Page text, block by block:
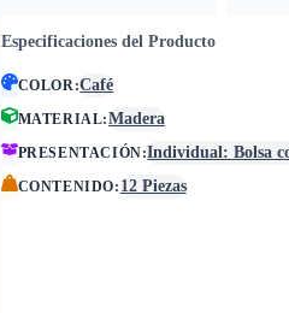
Especificaciones del Producto
COLOR:Café
MATERIAL:Madera
PRESENTACIÓN:Individual: Bolsa
CONTENIDO: 12 Piezas